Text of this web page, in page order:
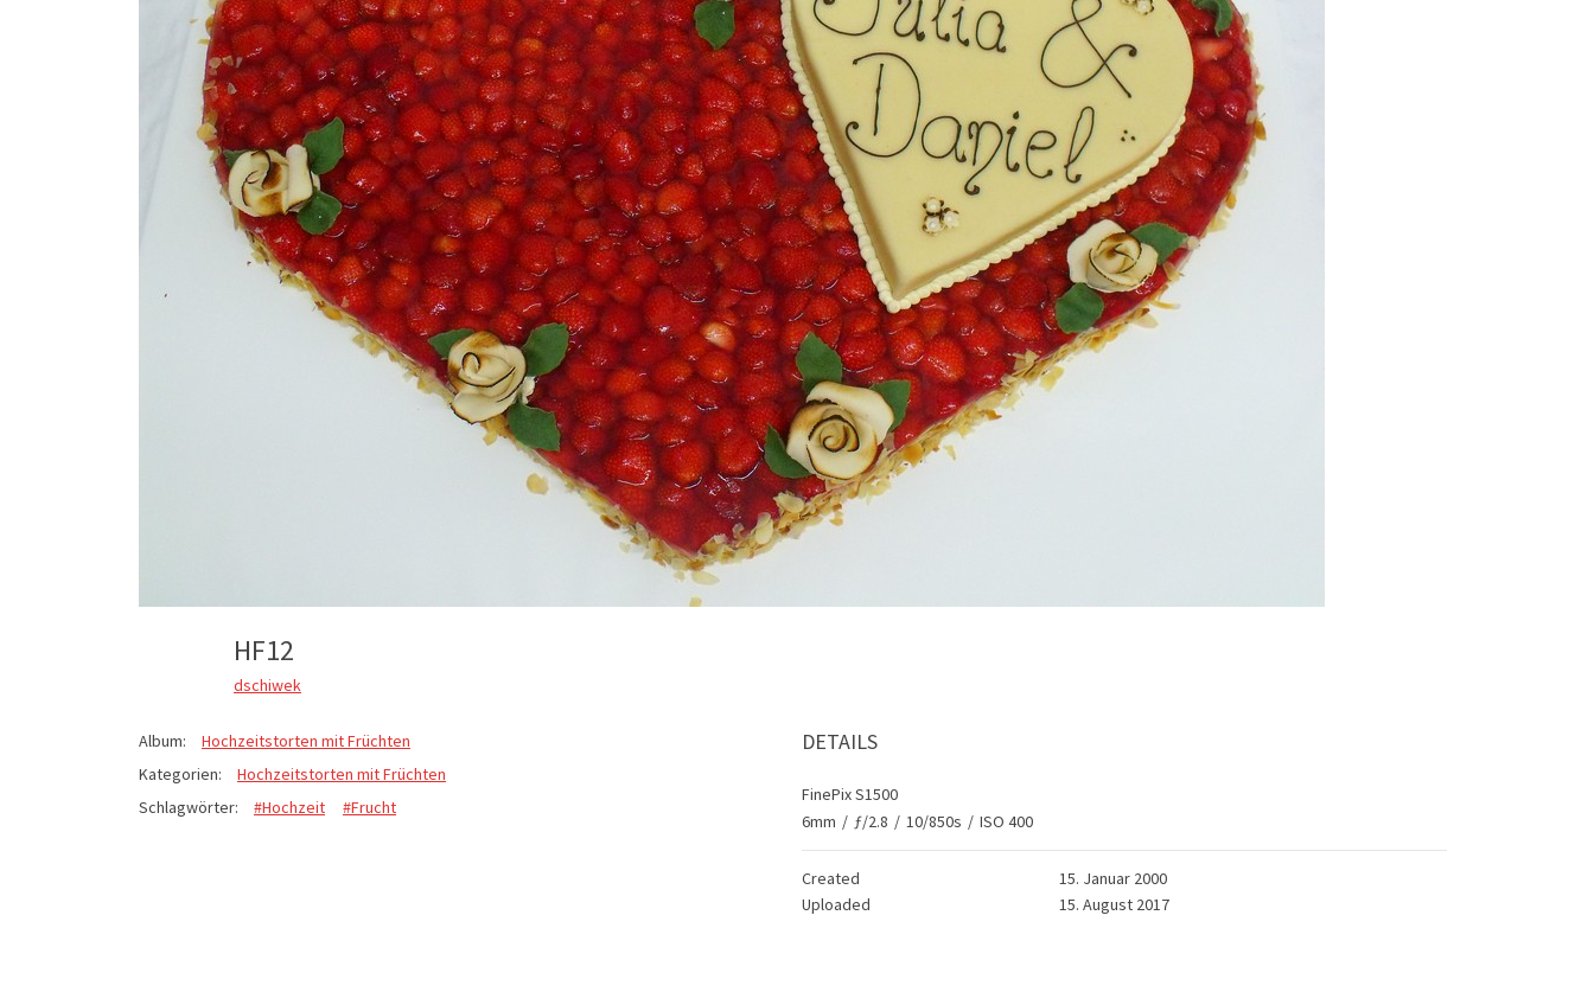
HF12
dschiwek
Album:
Hochzeitstorten mit Früchten
Kategorien:
Hochzeitstorten mit Früchten
Schlagwörter:
#Hochzeit #Frucht
DETAILS
FinePix S1500
6mm / ƒ/2.8 / 10/850s / ISO 400
Created
15. Januar 2000
Uploaded
15. August 2017